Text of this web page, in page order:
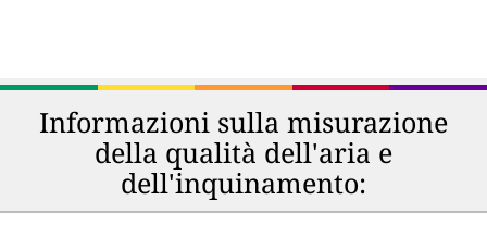
Informazioni sulla misurazione
della qualità dell'aria e
dell'inquinamento: